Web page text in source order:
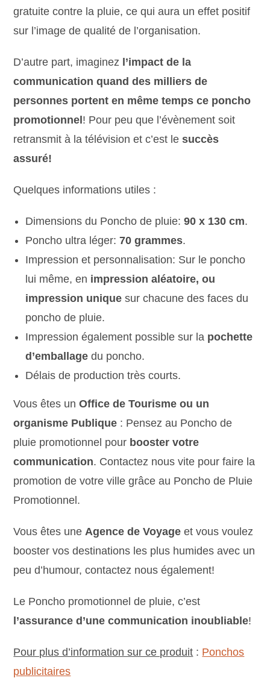
gratuite contre la pluie, ce qui aura un effet positif
sur l’image de qualité de l’organisation.
D’autre part, imaginez l’impact de la
communication quand des milliers de
personnes portent en même temps ce poncho
promotionnel ! Pour peu que l’évènement soit
retransmit à la télévision et c’est lesuccès
assuré!
Quelques informations utiles :
Dimensions du Poncho de pluie:90 x 130 cm.
Poncho ultra léger:70 grammes.
Impression et personnalisation: Sur le poncho
lui même, en impression aléatoire, ou
impression unique sur chacune des faces du
poncho de pluie.
Impression également possible sur la pochette
d’emballage du poncho.
Délais de production très courts.
Vous êtes unOffice de Tourisme ou un
organisme Publique : Pensez au Poncho de
pluie promotionnel pour booster votre
communication. Contactez nous vite pour faire la
promotion de votre ville grâce au Poncho de Pluie
Promotionnel.
Vous êtes uneAgence de Voyage et vous voulez
booster vos destinations les plus humides avec un
peu d’humour, contactez nous également!
Le Poncho promotionnel de pluie, c’est
l’assurance d’une communication inoubliable!
Pour plus d’information sur ce produit : Ponchos
publicitaires